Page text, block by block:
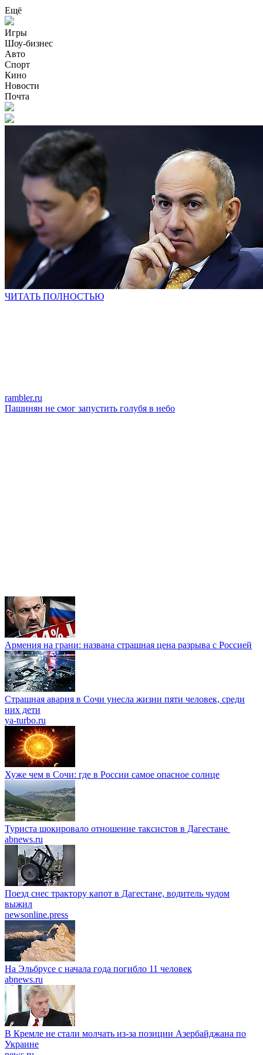
Ещё
Игры
Шоу-бизнес
Авто
Спорт
Кино
Новости
Почта
ЧИТАТЬ ПОЛНОСТЬЮ
rambler.ru
Пашинян не смог запустить голубя в небо
Армения на грани: названа страшная цена разрыва с Россией
Страшная авария в Сочи унесла жизни пяти человек, среди
них дети
ya-turbo.ru
Хуже чем в Сочи: где в России самое опасное солнце
Туриста шокировало отношение таксистов в Дагестане
abnews.ru
Поезд снес трактору капот в Дагестане, водитель чудом
выжил
newsonline.press
На Эльбрусе с начала года погибло 11 человек
abnews.ru
В Кремле не стали молчать из-за позиции Азербайджана по
Украине